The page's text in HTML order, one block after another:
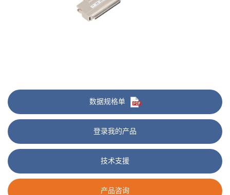
数据规格单
登录我的产品
技术支援
产品咨询